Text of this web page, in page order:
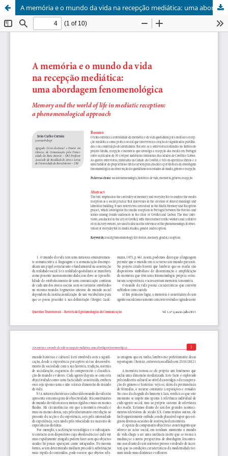
A memória e o mundo da vida na recepção mediática: uma abordagem fenomenológica